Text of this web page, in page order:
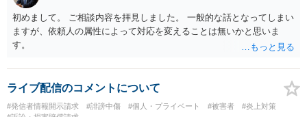
初めまして。 ご相談内容を拝見しました。 一般的な話となってしまい
ますが、依頼人の属性によって対応を変えることは無いかと思いま
す。
ライブ配信のコメントについて
#発信者情報開示請求 #誹謗中傷 #個人・プライベート #被害者
#炎上対策